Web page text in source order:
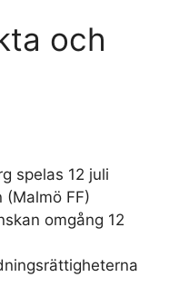
och
spelas 12 juli
(Malmö FF)
omgång 12